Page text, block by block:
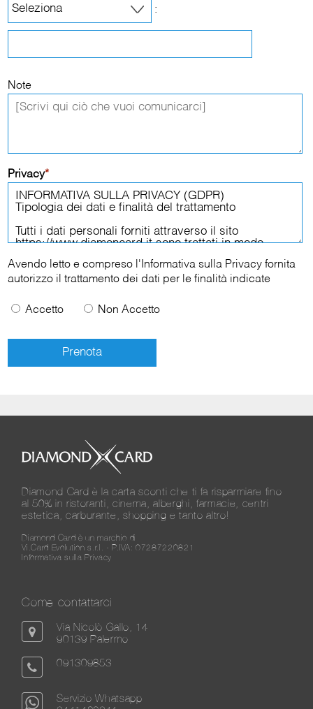
:
Note
Privacy*
Avendo letto e compreso l' Informativa sulla Privacy fornita
autorizzo il trattamento dei dati per le finalità indicate
Accetto Non Accetto
Diamond Card è la carta sconti che ti fa risparmiare fino
al 50% in ristoranti, cinema, alberghi, farmacie, centri
estetica, carburante, shopping e tanto altro!
Diamond Card è un marchio di
Vi.Card Evolution s.r.l. - P.IVA: 07287220821
Informativa sulla Privacy
Come contattarci
Via Nicolò Gallo, 14
90139 Palermo
091309853
Servizio Whatsapp